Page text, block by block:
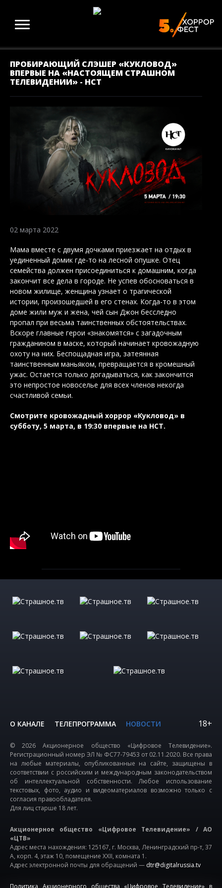
ПРОБИРАЮЩИЙ СЛЭШЕР «КУКЛОВОД»
ВПЕРВЫЕ НА «НАСТОЯЩЕМ СТРАШНОМ
ТЕЛЕВИДЕНИИ» - НСТ
02 марта 2022
Мама вместе с двумя дочками приезжает на отдых в
уединенный домик где-то на лесной опушке. Отец
семейства должен присоединиться к домашним, когда
закончит все дела в городе. Не успев обосноваться в
новом жилище, женщина узнает о трагической
истории, произошедшей в его стенах. Когда-то в этом
доме жили муж и жена, чей сын Джон бесследно
пропал при весьма таинственных обстоятельствах.
Вскоре главные герои «знакомятся» с загадочным
гражданином в маске, который начинает кровожадную
охоту на них. Беспощадная игра, затеянная
таинственным маньяком, превращается в кромешный
ужас. Остается только догадываться, как закончится
это непростое новоселье для всех членов некогда
счастливой семьи.
Смотрите кровожадный хоррор «Кукловод» в
субботу, 5 марта, в 19:30 впервые на НСТ.
О КАНАЛЕ ТЕЛЕПРОГРАММА НОВОСТИ 18+
© 2026 Акционерное общество «Цифровое Телевидение».
Регистрационный номер ЭЛ № ФС77-79453 от 02.11.2020. Все права
на любые материалы, опубликованные на сайте, защищены в
соответствии с российским и международным законодательством
об интеллектуальной собственности. Любое использование
текстовых, фото, аудио и видеоматериалов возможно только с
согласия правообладателя.
Для лиц старше 18 лет.
Акционерное общество «Цифровое Телевидение» / АО
«ЦТВ»
Адрес места нахождения: 125167, г. Москва, Ленинградский пр-т, 37
А, корп. 4, этаж 10, помещение XXII, комната 1.
Адрес электронной почты для обращений — dtr@digitalrussia.tv
Политика Акционерного общества «Цифровое Телевидение» в